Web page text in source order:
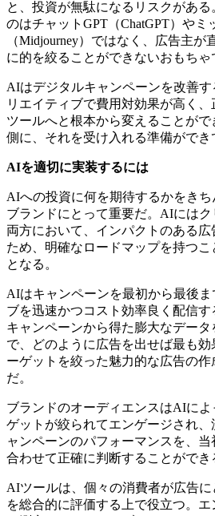
と、投資が無駄になるリスクがあ
のはチャットGPT（ChatGPT）やミ
（Midjourney）ではなく、広告主
に的を絞ることができないおもちゃ
AIはデジタルキャンペーンを改善
リエイティブで費用対効果が高く
ツールへと根本から変えることが
側に、それを受け入れる準備ができ
AIを適切に実装するには
AIへの投資に何を期待するかをきち
ブランドにとって重要だ。AIには
両方において、インパクトのある
ため、明確なロードマップを持つ
となる。
AIはキャンペーンを最初から最後ま
ブを迅速かつコスト効率良く配信
キャンペーンから得た膨大なデータ
で、どのように広告を出せば最も
ーゲットを絞った魅力的な広告の
だ。
ブランドのオーディエンスはAIに
ゲットが絞られてエンゲージされ
ャンペーンのパフォーマンスを、
合わせて正確に判断することができ
AIツールは、個々の消費者が広告
を総合的に評価する上で役立つ。